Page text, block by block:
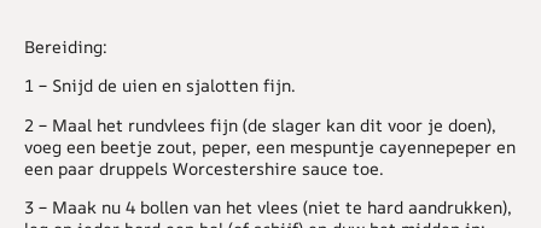
Bereiding:
1 – Snijd de uien en sjalotten fijn.
2 – Maal het rundvlees fijn (de slager kan dit voor je doen),
voeg een beetje zout, peper, een mespuntje cayennepeper en
een paar druppels Worcestershire sauce toe.
3 – Maak nu 4 bollen van het vlees (niet te hard aandrukken),